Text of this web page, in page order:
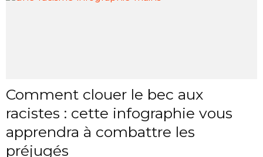
Comment clouer le bec aux
racistes : cette infographie vous
apprendra à combattre les
préjugés